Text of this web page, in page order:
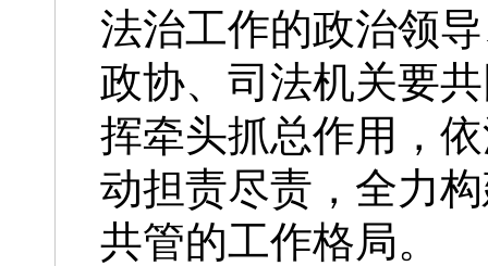
法治工作的政治领
政协、司法机关要
挥牵头抓总作用，
动担责尽责，全力
共管的工作格局。